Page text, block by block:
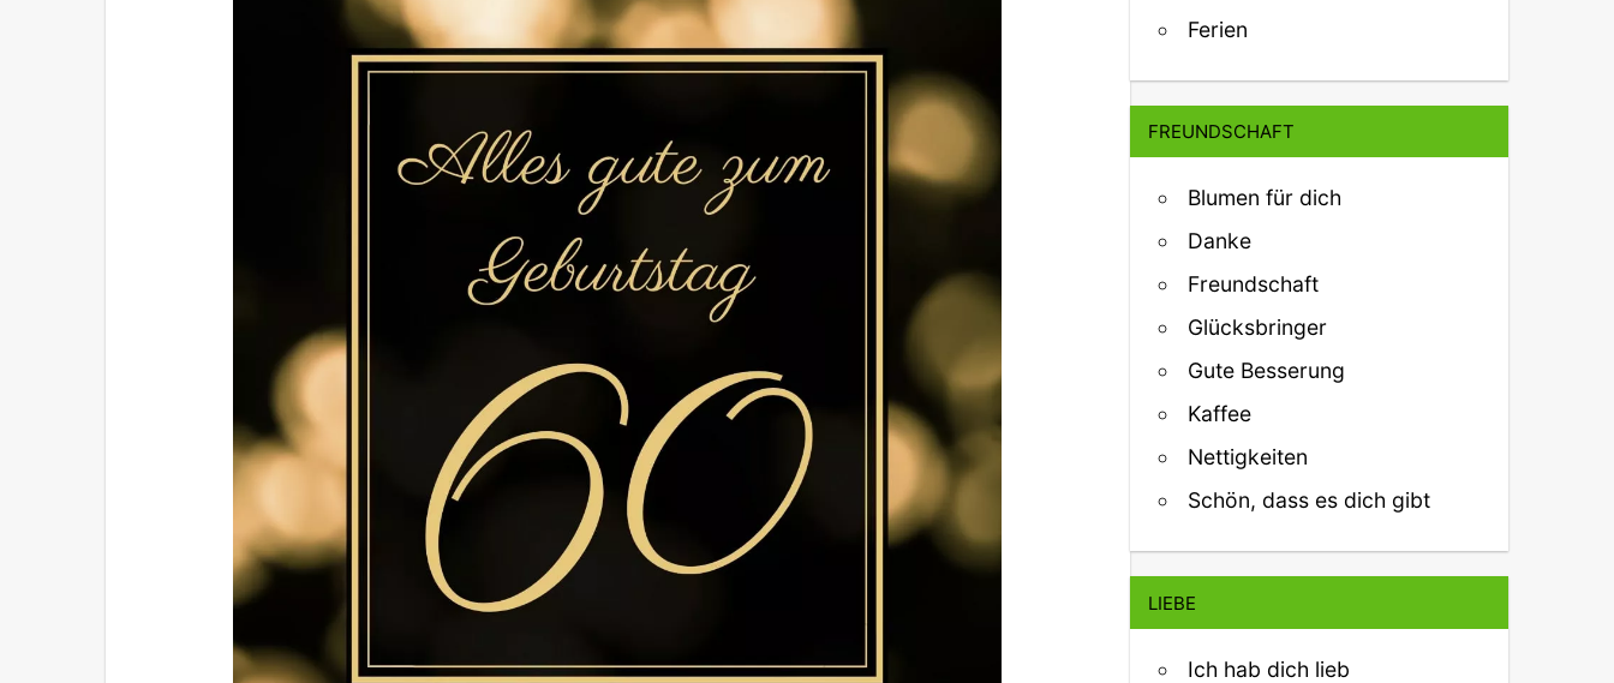
Ferien
FREUNDSCHAFT
Blumen für dich
Danke
Freundschaft
Glücksbringer
Gute Besserung
Kaffee
Nettigkeiten
Schön, dass es dich gibt
LIEBE
Ich hab dich lieb